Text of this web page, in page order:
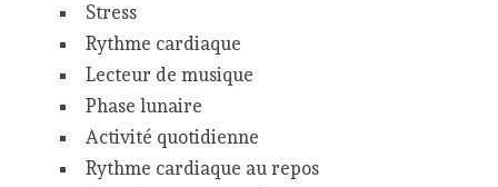
Stress
Rythme cardiaque
Lecteur de musique
Phase lunaire
Activité quotidienne
Rythme cardiaque au repos